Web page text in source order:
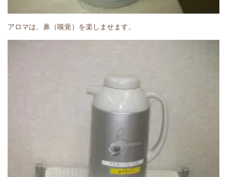
アロマは、鼻（嗅覚）を楽しませます。